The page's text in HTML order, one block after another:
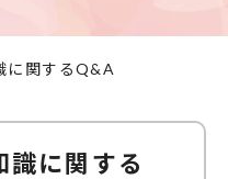
に関するQ&A
に関する